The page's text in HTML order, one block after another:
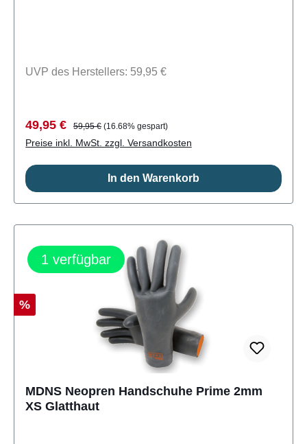
Handschuhe MDNS CSN9103
UVP des Herstellers: 59,95 €
Verkaufspreis:
49,95 € Regulärer Preis:
59,95 € (16.68% gespart)
Preise inkl. MwSt. zzgl. Versandkosten
In den Warenkorb
1 verfügbar
Rabatt
%
MDNS Neopren Handschuhe Prime 2mm
XS Glatthaut